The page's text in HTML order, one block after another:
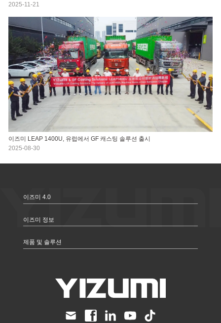
2025-11-21
이즈미 LEAP 1400U, 유럽에서 GF 캐스팅 솔루션 출시
2025-08-30
이즈미 4.0
이즈미 정보
제품 및 솔루션